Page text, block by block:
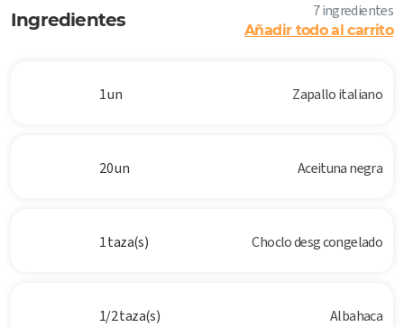
Ingredientes 7 ingredientes
Añadir todo al carrito
1 un Zapallo italiano
20 un Aceituna negra
1 taza(s) Choclo desg congelado
1/2 taza(s) Albahaca